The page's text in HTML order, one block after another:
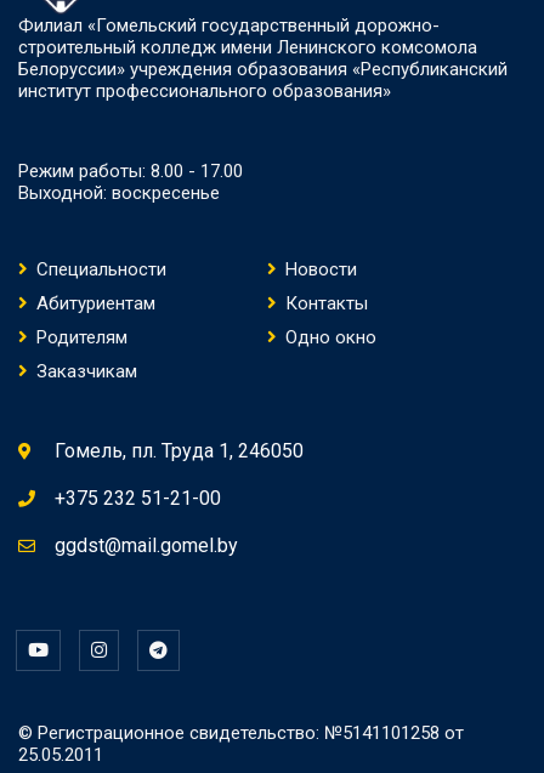
Филиал «Гомельский государственный дорожно-
строительный колледж имени Ленинского комсомола
Белоруссии» учреждения образования «Республиканский
институт профессионального образования»
Режим работы: 8.00 - 17.00
Выходной: воскресенье
Специальности
Новости
Абитуриентам
Контакты
Родителям
Одно окно
Заказчикам
Гомель, пл. Труда 1, 246050
+375 232 51-21-00
ggdst@mail.gomel.by
© Регистрационное свидетельство: №5141101258 от
25.05.2011